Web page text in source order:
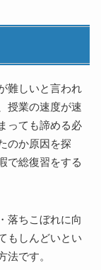
難しいと言われ
授業の速度が速
っても諦める必
のか原因を探
で総復習をする
落ちこぼれに向
もしんどいとい
法です。